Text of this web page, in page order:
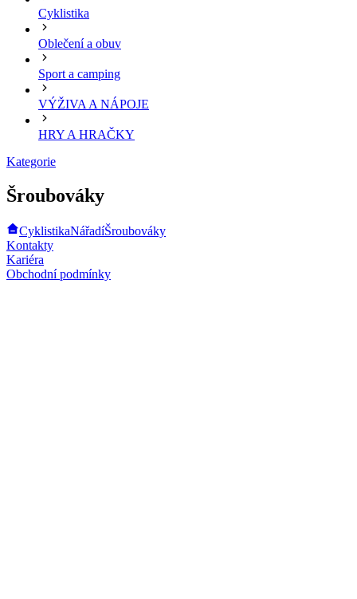
Cyklistika
Oblečení a obuv
Sport a camping
VÝŽIVA A NÁPOJE
HRY A HRAČKY
Kategorie
Šroubováky
CyklistikaNářadíŠroubováky
Kontakty
Kariéra
Obchodní podmínky